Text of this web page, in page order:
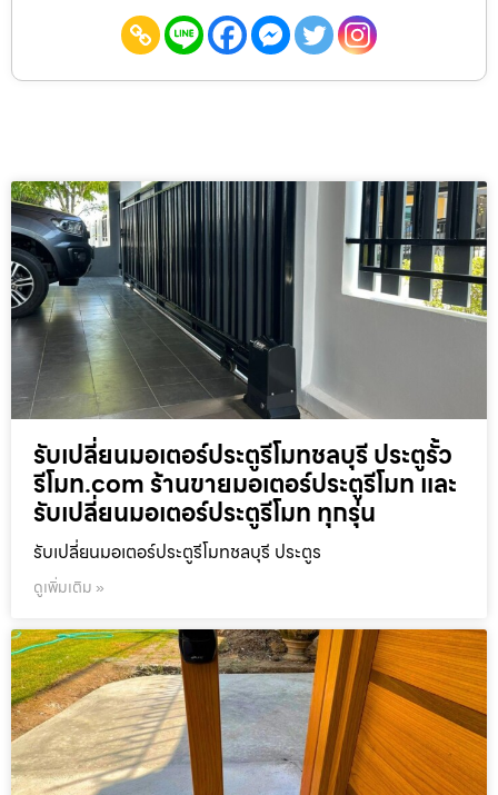
รับเปลี่ยนมอเตอร์ประตูรีโมทชลบุรี ประตูรั้ว
รีโมท.com ร้านขายมอเตอร์ประตูรีโมท และ
รับเปลี่ยนมอเตอร์ประตูรีโมท ทุกรุ่น
รับเปลี่ยนมอเตอร์ประตูรีโมทชลบุรี ประตูร
ดูเพิ่มเติม »